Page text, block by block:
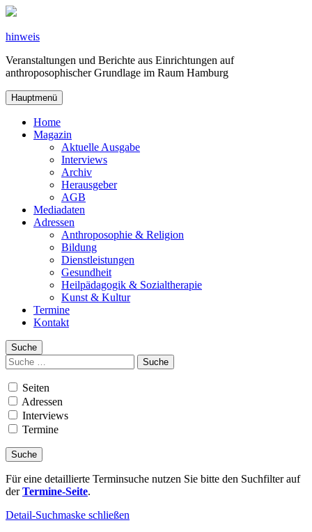
Zum
springen
hinweis
Veranstaltungen und Berichte aus Einrichtungen auf
anthroposophischer Grundlage im Raum Hamburg
Hauptmenü
Home
Magazin
Aktuelle Ausgabe
Interviews
Archiv
Herausgeber
AGB
Mediadaten
Adressen
Anthroposophie & Religion
Bildung
Dienstleistungen
Gesundheit
Heilpädagogik & Sozialtherapie
Kunst & Kultur
Termine
Kontakt
Suche
Suchen
nach:
Seiten
Adressen
Interviews
Termine
Für eine detaillierte Terminsuche nutzen Sie bitte den Suchfilter auf
derTermine-Seite.
Detail-Suchmaske schließen